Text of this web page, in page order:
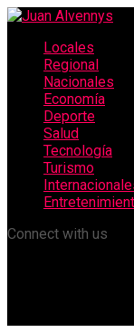
Locales
Regional
Nacionales
Economía
Deporte
Salud
Tecnología
Turismo
Connect with us